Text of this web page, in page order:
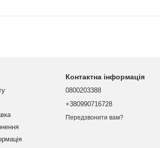
Контактна інформація
0800203388
+380990716728
Передзвонити вам?